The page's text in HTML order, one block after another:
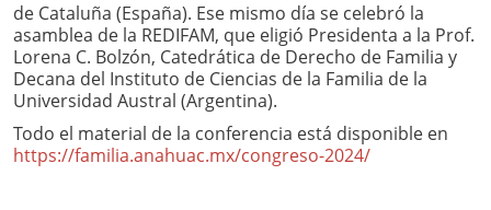
de Cataluña (España). Ese mismo día se celebró la
asamblea de la REDIFAM, que eligió Presidenta a la Prof.
Lorena C. Bolzón, Catedrática de Derecho de Familia y
Decana del Instituto de Ciencias de la Familia de la
Universidad Austral (Argentina).
Todo el material de la conferencia está disponible en
https://familia.anahuac.mx/congreso-2024/